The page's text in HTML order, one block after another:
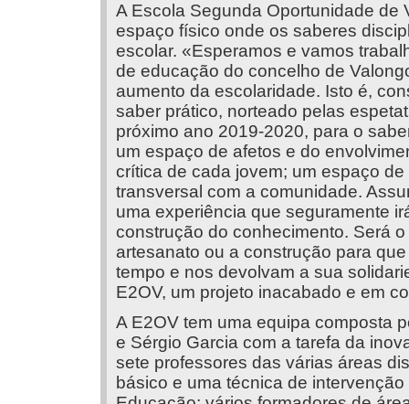
A Escola Segunda Oportunidade de
espaço físico onde os saberes
escolar. «Esperamos e vamos
de educação do concelho de
aumento da escolaridade. Isto é,
saber prático, norteado pelas
próximo ano 2019-2020, para o
um espaço de afetos e do
crítica de cada jovem; um espaço
transversal com a comunidade.
uma experiência que seguramente
construção do conhecimento. Será
artesanato ou a construção para
tempo e nos devolvam a sua
E2OV, um projeto inacabado e em
A E2OV tem uma equipa composta
e Sérgio Garcia com a tarefa da
sete professores das várias áreas
básico e uma técnica de